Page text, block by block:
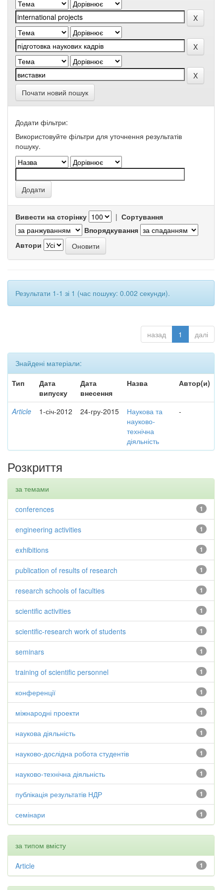
Почати новий пошук
Додати фільтри:
Використовуйте фільтри для уточнення результатів
пошуку.
Вивести на сторінку | Сортування
Впорядкування
Автори
Результати 1-1 зі 1 (час пошуку: 0.002 секунди).
назад 1 далі
Знайдені матеріали:
Тип
Дата
випуску
Дата
внесення
Назва Автор(и)
Article 1-січ-2012 24-гру-2015
Наукова та
науково-
технічна
діяльність
-
Розкриття
за темами
1
conferences
1
engineering activities
1
exhibitions
1
publication of results of research
1
research schools of faculties
1
scientific activities
1
scientific-research work of students
1
seminars
1
training of scientific personnel
1
конференції
1
міжнародні проекти
1
наукова діяльність
1
науково-дослідна робота студентів
1
науково-технічна діяльність
1
публікація результатів НДР
1
семінари
за типом вмісту
1
Article